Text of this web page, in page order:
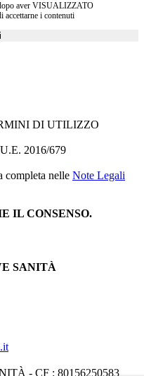
aver VISUALIZZATO
i contenuti
DI UTILIZZO
2016/679
completa nelle Note Legali
IL CONSENSO.
SANITÀ
- CF : 80156250583